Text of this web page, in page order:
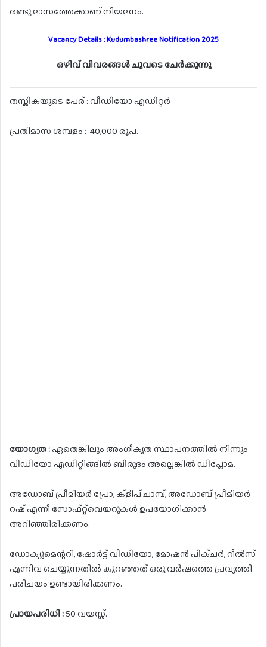
രണ്ടു മാസത്തേക്കാണ് നിയമനം.
Vacancy Details : Kudumbashree Notification 2025
ഒഴിവ്വിവരങ്ങൾചുവടെചേർക്കുന്നു
തസ്തികയുടെ പേര്:വീഡിയോഎഡിറ്റർ
പ്രതിമാസ ശമ്പളം : 40,000 രൂപ.
യോഗ്യത :ഏതെങ്കിലും അംഗീകൃത സ്ഥാപനത്തിൽ നിന്നും
വിഡിയോ എഡിറ്റിങ്ങിൽ ബിരുദം അല്ലെങ്കിൽ ഡിപ്ലോമ.
അഡോബ് പ്രീമിയർ പ്രോ, ക്‌ളിപ് ചാമ്പ്, അഡോബ് പ്രീമിയർ
റഷ് എന്നീ സോഫ്റ്റ്‌വെയറുകൾ ഉപയോഗിക്കാൻ
അറിഞ്ഞിരിക്കണം.
ഡോക്യുമെന്ററി, ഷോർട്ട് വീഡിയോ, മോഷൻ പിക്ചർ, റീൽസ്
എന്നിവ ചെയ്യുന്നതിൽ കുറഞ്ഞത് ഒരു വർഷത്തെ പ്രവൃത്തി
പരിചയം ഉണ്ടായിരിക്കണം.
പ്രായപരിധി :50 വയസ്സ്.